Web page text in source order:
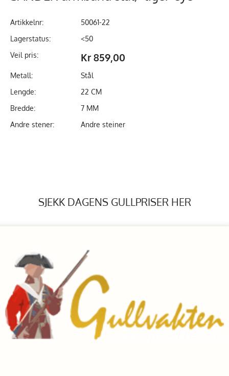
Artikkelnr:
50061-22
Lagerstatus:
<50
Veil pris:
Kr 859,00
Metall:
Stål
Lengde:
22 CM
Bredde:
7 MM
Andre stener:
Andre steiner
SJEKK DAGENS GULLPRISER HER